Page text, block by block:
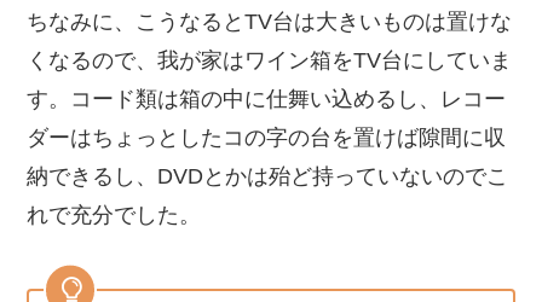
ちなみに、こうなるとTV台は大きいものは置けな
くなるので、我が家はワイン箱をTV台にしていま
す。コード類は箱の中に仕舞い込めるし、レコー
ダーはちょっとしたコの字の台を置けば隙間に収
納できるし、DVDとかは殆ど持っていないのでこ
れで充分でした。